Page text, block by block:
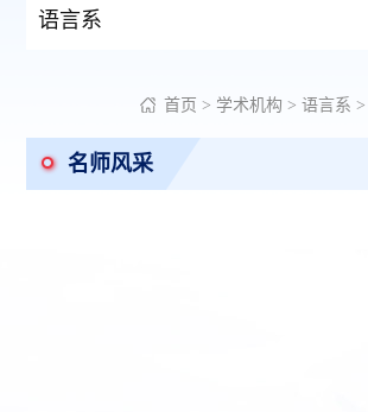
语言系
首页 > 学术机构 > 语言系 >
名师风采